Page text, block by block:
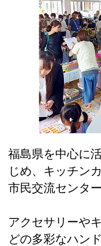
福島県を中心に
じめ、キッチン
市民交流センタ
アクセサリーや
どの多彩なハン